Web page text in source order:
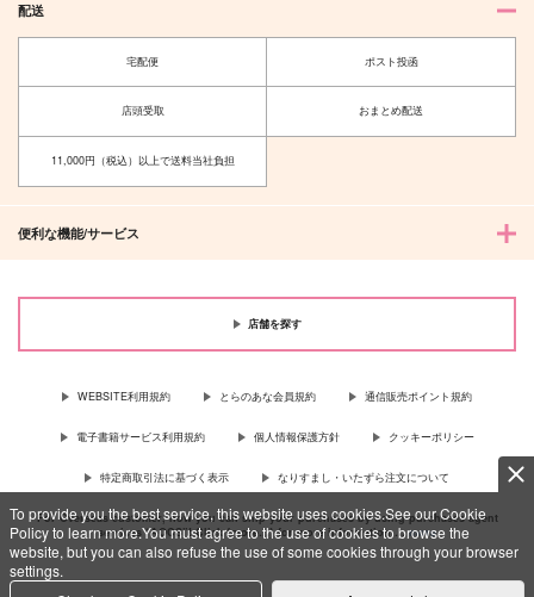
To provide you the best service, this website uses cookies.See our Cookie
Policy to learn more.You must agree to the use of cookies to browse the
website, but you can also refuse the use of some cookies through your browser
settings.
配送
宅配便 ポスト投函
店頭受取 おまとめ配送
11,000円（税込）以上で送料当社負担
便利な機能/サービス
店舗を探す
WEBSITE利用規約 とらのあな会員規約 通信販売ポイント規約
電子書籍サービス利用規約 個人情報保護方針 クッキーポリシー
特定商取引法に基づく表示 なりすまし・いたずら注文について
For Overseas customer, now you can ship your purchases by using purchases agent
services “AOCS”! Click {more…} for more information …more